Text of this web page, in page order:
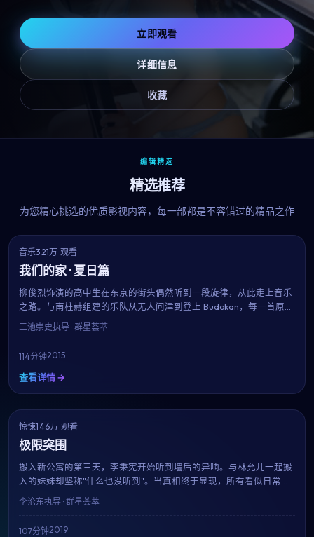
立即观看
详细信息
收藏
编辑精选
精选推荐
为您精心挑选的优质影视内容，每一部都是不容错过的精品之作
热播
音乐321万 观看
我们的家 · 夏日篇
柳俊烈饰演的高中生在东京的街头偶然听到一段旋律，从此走上音乐
之路。与南柱赫组建的乐队从无人问津到登上 Budokan，每一首原创
歌曲都成为青春的注脚。三池崇史用近乎纪录片的真实感，献给所有
曾为梦想固执过的人。
三池崇史执导 · 群星荟萃
114分钟2015
查看详情 →
NEW
惊悚146万 观看
极限突围
搬入新公寓的第三天，李秉宪开始听到墙后的异响。与林允儿一起搬
入的妹妹却坚称"什么也没听到"。当真相终于显现，所有看似日常的
细节都成了恐惧的来源。李沧东用极简的音效与克制的镜头，呈现一
部令人后劲十足的心理惊悚片。
李沧东执导 · 群星荟萃
107分钟2019